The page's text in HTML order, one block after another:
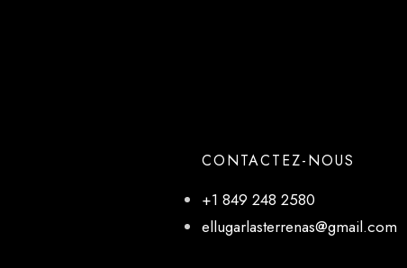
CONTACTEZ-NOUS
+1 849 248 2580
ellugarlasterrenas@gmail.com